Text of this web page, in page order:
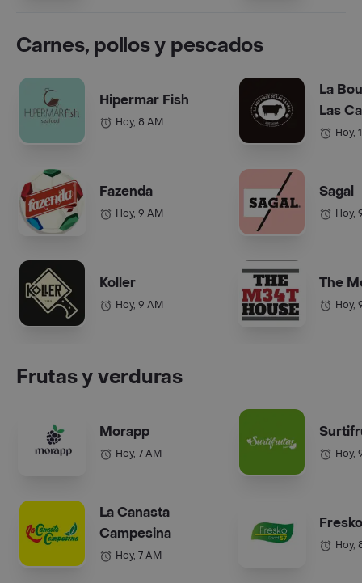
Carnes, pollos y pescados
Hipermar Fish
Hoy, 8 AM
Fazenda
Hoy, 9 AM
Koller
Hoy, 9 AM
La
Las
Hoy,
Sagal
Hoy,
The
Hoy,
Frutas y verduras
Morapp
Hoy, 7 AM
La Canasta
Campesina
Hoy, 7 AM
Hoy,
Hoy,